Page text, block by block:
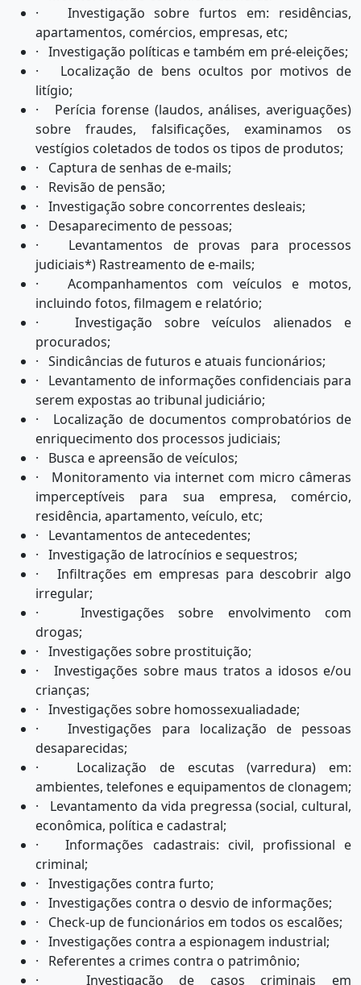
· Investigação sobre furtos em: residências,
apartamentos, comércios, empresas, etc;
· Investigação políticas e também em pré-eleições;
· Localização de bens ocultos por motivos de
litígio;
· Perícia forense (laudos, análises, averiguações)
sobre fraudes, falsificações, examinamos os
vestígios coletados de todos os tipos de produtos;
· Captura de senhas de e-mails;
· Revisão de pensão;
· Investigação sobre concorrentes desleais;
· Desaparecimento de pessoas;
· Levantamentos de provas para processos
judiciais*) Rastreamento de e-mails;
· Acompanhamentos com veículos e motos,
incluindo fotos, filmagem e relatório;
· Investigação sobre veículos alienados e
procurados;
· Sindicâncias de futuros e atuais funcionários;
· Levantamento de informações confidenciais para
serem expostas ao tribunal judiciário;
· Localização de documentos comprobatórios de
enriquecimento dos processos judiciais;
· Busca e apreensão de veículos;
· Monitoramento via internet com micro câmeras
imperceptíveis para sua empresa, comércio,
residência, apartamento, veículo, etc;
· Levantamentos de antecedentes;
· Investigação de latrocínios e sequestros;
· Infiltrações em empresas para descobrir algo
irregula​r;
· Investigações sobre envolvimento com
drogas;
· Investigações sobre prostituição;
· Investigações sobre maus tratos a idosos e/ou
crianças;
· Investigações sobre homossexualiadade;
· Investigações para localização de pessoas
desaparecidas;
· Localização de escutas (varredura) em:
ambientes, telefones e equipamentos de clonagem;
· Levantamento da vida pregressa (social, cultural,
econômica, política e cadastral;
· Informações cadastrais: civil, profissional e
criminal;
· Investigações contra furto;
· Investigações contra o desvio de informações;
· Check-up de funcionários em todos os escalões;
· Investigações contra a espionagem industrial;
· Referentes a crimes contra o patrimônio;
· Investigação de casos criminais em